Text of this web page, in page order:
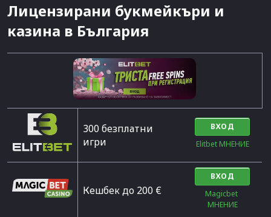
Лицензирани букмейкъри и
казина в България
300 безплатни
игри
ВХОД
Elitbet МНЕНИЕ
Кешбек до 200 €
ВХОД
Magicbet
МНЕНИЕ